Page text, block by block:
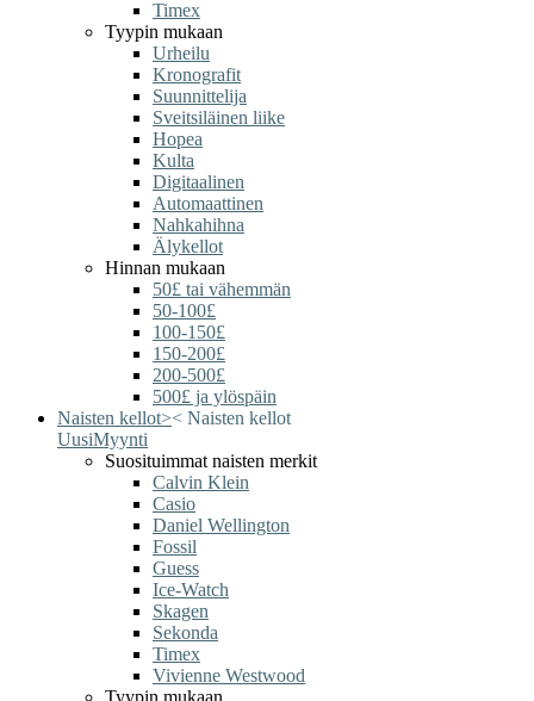
Timex
Tyypin mukaan
Urheilu
Kronografit
Suunnittelija
Sveitsiläinen liike
Hopea
Kulta
Digitaalinen
Automaattinen
Nahkahihna
Älykellot
Hinnan mukaan
50£ tai vähemmän
50-100£
100-150£
150-200£
200-500£
500£ ja ylöspäin
Naisten kellot>< Naisten kellot
UusiMyynti
Suosituimmat naisten merkit
Calvin Klein
Casio
Daniel Wellington
Fossil
Guess
Ice-Watch
Skagen
Sekonda
Timex
Vivienne Westwood
Tyypin mukaan